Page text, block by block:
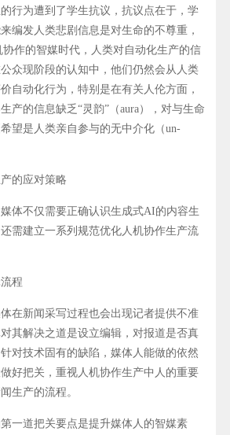
行为遭到了学生抗议，抗议点在于，学
编发人类悲剧信息是对生命的不尊重，
作的智媒时代，人类对自动化生产的信
众现阶段的认知中，他们仍然会从人类
自动化行为，特别是在有关人伦方面，
产的信息缺乏“灵韵”（aura），对与生命
望是人类亲自参与的无中介化（un-
的应对策略
不仅需要正确认识生成式AI的内容生
需建立一系列规范优化人机协作生产流
程
新闻采写过程也会出现记者提供不准
其解决之道是设立编辑，对报道是否真
对技术固有的缺陷，媒体人能做的依然
好把关，重视人机协作生产中人的重要
生产的流程。
道把关要点是提升媒体人的智媒素